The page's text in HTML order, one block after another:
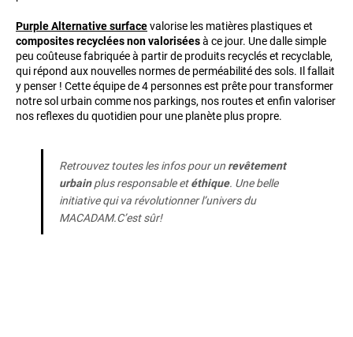
Purple Alternative surfacevalorise les matières plastiques et
composites recyclées non valoriséesà ce jour. Une dalle simple
peu coûteuse fabriquée à partir de produits recyclés et recyclable,
qui répond aux nouvelles normes de perméabilité des sols. Il fallait
y penser ! Cette équipe de 4 personnes est prête pour transformer
notre sol urbain comme nos parkings, nos routes et enfin valoriser
nos reflexes du quotidien pour une planète plus propre.
Retrouvez toutes les infos pour un revêtement
urbainplus responsable etéthique. Une belle
initiative qui va révolutionner l’univers du
MACADAM.C’est sûr!